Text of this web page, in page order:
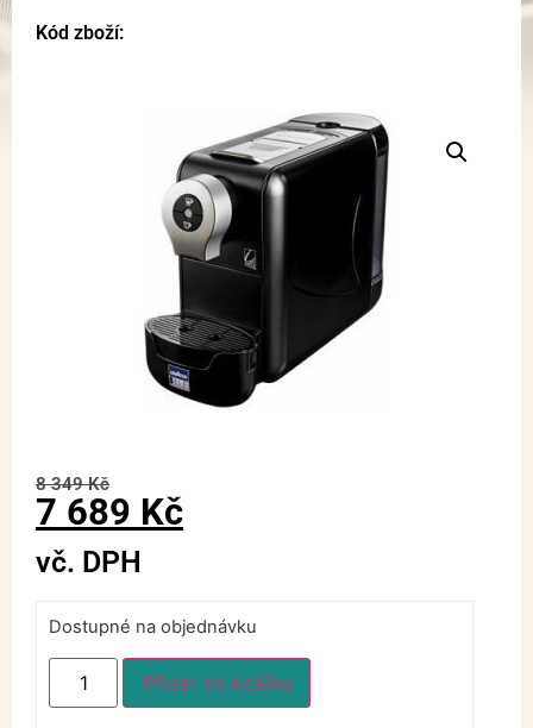
Kód zboží:
8 349Kč
7 689 Kč
vč. DPH
Dostupné na objednávku
Přidat do košíku